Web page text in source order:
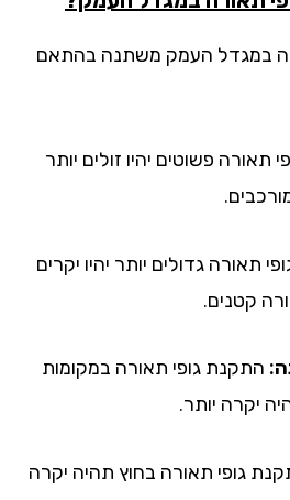
העמק משתנה בהתאם
פשוטים יהיו זולים יותר
גדולים יותר יהיו יקרים
גופי תאורה במקומות
יותר.
תאורה בחוץ תהיה יקרה